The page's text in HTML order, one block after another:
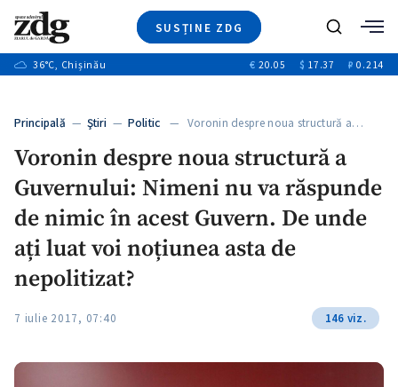
SUSȚINE ZDG
Ştiri
+11
Video
Special
+1
ZdGust
Caută
36°C, Chișinău € 20.05 $ 17.37 ₽ 0.214
Principală — Ştiri — Politic — Voronin despre noua structură a…
Voronin despre noua structură a
Guvernului: Nimeni nu va răspunde
de nimic în acest Guvern. De unde
ați luat voi noțiunea asta de
nepolitizat?
7 iulie 2017, 07:40 146 viz.